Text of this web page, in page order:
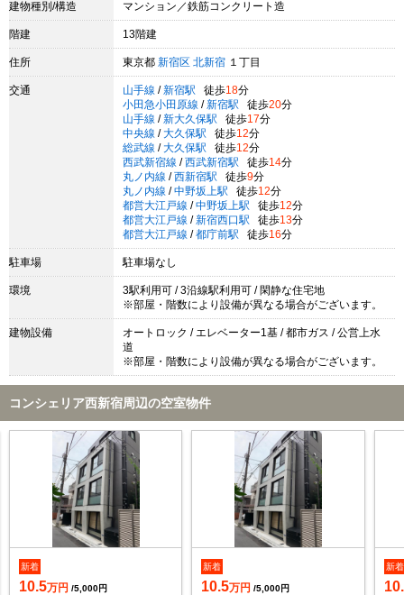
建物種別/構造 マンション／鉄筋コンクリート造
階建 13階建
住所 東京都 新宿区 北新宿 １丁目
交通 山手線 / 新宿駅 徒歩18分
小田急小田原線 / 新宿駅 徒歩20分
山手線 / 新大久保駅 徒歩17分
中央線 / 大久保駅 徒歩12分
総武線 / 大久保駅 徒歩12分
西武新宿線 / 西武新宿駅 徒歩14分
丸ノ内線 / 西新宿駅 徒歩9分
丸ノ内線 / 中野坂上駅 徒歩12分
都営大江戸線 / 中野坂上駅 徒歩12分
都営大江戸線 / 新宿西口駅 徒歩13分
都営大江戸線 / 都庁前駅 徒歩16分
駐車場 駐車場なし
環境
3駅利用可 / 3沿線駅利用可 / 閑静な住宅地
※部屋・階数により設備が異なる場合がございます。
建物設備
オートロック / エレベーター1基 / 都市ガス / 公営上水
道
※部屋・階数により設備が異なる場合がございます。
コンシェリア西新宿周辺の空室物件
新着
10.5万円 /5,000円
新着
10.5万円 /5,000円
新着